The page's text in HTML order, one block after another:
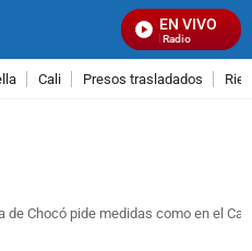
EN VIVO
Señal Visual Radio
Cali Presos trasladados
de Chocó pide medidas como en el